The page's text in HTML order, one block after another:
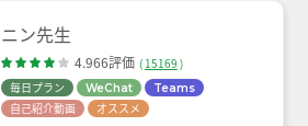
ニン先生
4.966評価 ( 15169 )
毎日プラン
WeChat Teams
自己紹介動画
オススメ